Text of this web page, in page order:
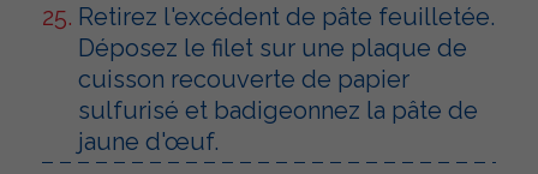
Retirez l'excédent de pâte feuilletée.
Déposez le filet sur une plaque de
cuisson recouverte de papier
sulfurisé et badigeonnez la pâte de
jaune d'œuf.